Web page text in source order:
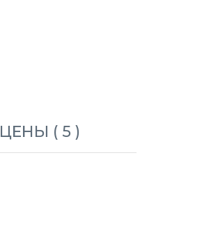
ЦЕНЫ ( 5 )